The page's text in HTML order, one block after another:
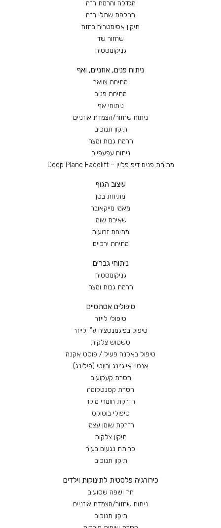
הגדלה והרמת חזה
החלפת שתלי חזה
תיקון אסימטריה בחזה
שחזור שד
גניקומסטיה
ניתוח פנים, אוזניים, ואף
מתיחת צוואר
מתיחת פנים
ניתוחי אף
ניתוח שחזור/הצמדת אוזניים
תיקון תנוכים
הרמת גבות ומצח
ניתוח עפעפיים
מתיחת פנים דיפ פליין – Deep Plane Facelift
עיצוב הגוף
מתיחת בטן
מאמי מייקאובר
שאיבת שומן
מתיחת זרועות
מתיחת ירכיים
ניתוחי גברים
גניקומסטיה
הרמת גבות ומצח
טיפולים אסתטיים
טיפולי לייזר
טיפול בפיגמנטציה ע”י לייזר
טשטוש צלקות
טיפול באקנה פעיל / פוסט אקנה
אנטי-אייג׳ינג וביוטי (פילינג)
הסרת קעקועים
הסרת קסנטלומה
הזרקת חומרי מילוי
טיפולי בוטוקס
הזרקת שומן עצמי
תיקון צלקות
כריתת נגעים בעור
תיקון תנוכים
כירורגיה פלסטית לתינוקות וילדים
חך ושפה שסועים
ניתוח שחזור/הצמדת אוזניים
תיקון תנוכים